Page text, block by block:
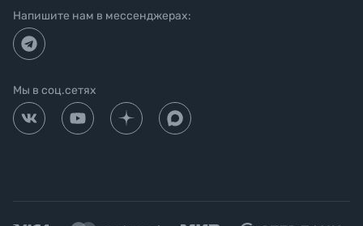
Напишите нам в мессенджерах:
Мы в соц.сетях